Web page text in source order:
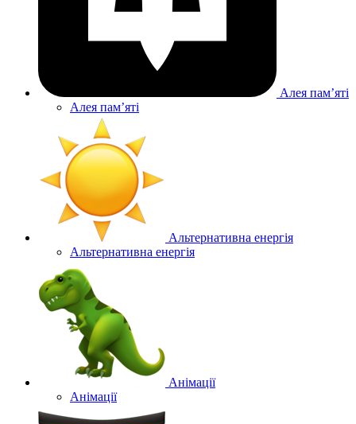
Алея памʼяті
Алея памʼяті
Альтернативна енергія
Альтернативна енергія
Анімації
Анімації